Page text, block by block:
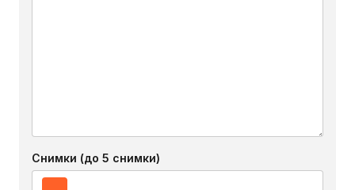
Снимки (до 5 снимки)